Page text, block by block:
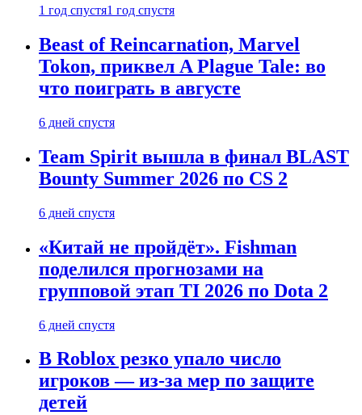
1 год спустя1 год спустя
Beast of Reincarnation, Marvel
Tokon, приквел A Plague Tale: во
что поиграть в августе
6 дней спустя
Team Spirit вышла в финал BLAST
Bounty Summer 2026 по CS 2
6 дней спустя
«Китай не пройдёт». Fishman
поделился прогнозами на
групповой этап TI 2026 по Dota 2
6 дней спустя
В Roblox резко упало число
игроков — из-за мер по защите
детей